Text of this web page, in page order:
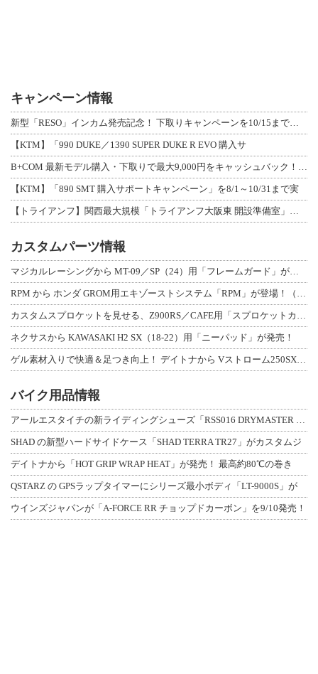
キャンペーン情報
【KTM】「990 DUKE／1390 SUPER DUKE R EVO 購入サ
【KTM】「890 SMT 購入サポートキャンペーン」を8/1～10/31まで実
カスタムパーツ情報
ネクサスから KAWASAKI H2 SX（18-22）用「ニーパッド」が発売！
バイク用品情報
SHAD の新型ハードサイドケース「SHAD TERRA TR27」がカスタムジ
デイトナから「HOT GRIP WRAP HEAT」が発売！ 最高約80℃の巻き
QSTARZ の GPSラップタイマーにシリーズ最小ボディ「LT-9000S」が
ウインズジャパンが「A-FORCE RR チョップドカーボン」を9/10発売！